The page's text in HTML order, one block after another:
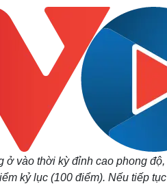
Phân tích
Thế
Đời sống
Tình yêu - Gia đình
Văn
Sân
Văn
Âm
ở vào thời kỳ đỉnh cao phong
kỷ lục (100 điểm). Nếu tiếp